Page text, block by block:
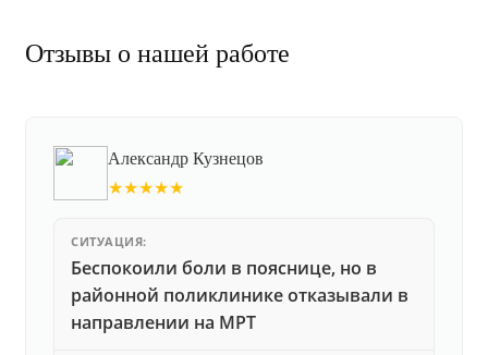
Отзывы о нашей работе
Александр Кузнецов
★★★★★
СИТУАЦИЯ:
Беспокоили боли в пояснице, но в
районной поликлинике отказывали в
направлении на МРТ